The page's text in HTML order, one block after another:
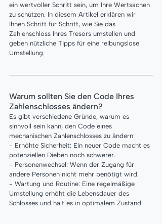
ein wertvoller Schritt sein, um Ihre Wertsachen
zu schützen. In diesem Artikel erklären wir
Ihnen Schritt für Schritt, wie Sie das
Zahlenschloss Ihres Tresors umstellen und
geben nützliche Tipps für eine reibungslose
Umstellung.
Warum sollten Sie den Code Ihres
Zahlenschlosses ändern?
Es gibt verschiedene Gründe, warum es
sinnvoll sein kann, den Code eines
mechanischen Zahlenschlosses zu ändern:
- Erhöhte Sicherheit: Ein neuer Code macht es
potenziellen Dieben noch schwerer.
- Personenwechsel: Wenn der Zugang für
andere Personen nicht mehr benötigt wird.
- Wartung und Routine: Eine regelmäßige
Umstellung erhöht die Lebensdauer des
Schlosses und hält es in optimalem Zustand.